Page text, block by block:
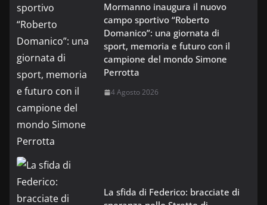
Mormanno inaugura il nuovo
campo sportivo “Roberto
Domanico”: una giornata di
sport, memoria e futuro con il
campione del mondo Simone
Perrotta
4 Agosto 2026
La sfida di Federico: bracciate di